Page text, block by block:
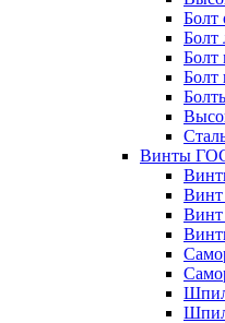
Болт
Болт
Болт
Винты
Винт
Винт